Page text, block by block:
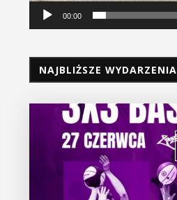
00:00
NAJBLIŻSZE WYDARZENIA